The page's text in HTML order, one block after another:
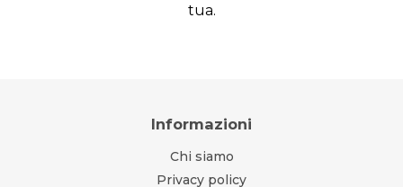
tua.
Informazioni
Chi siamo
Privacy policy